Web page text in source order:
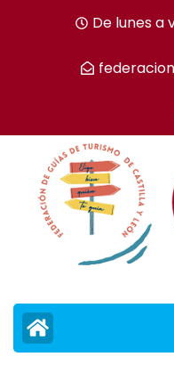
tecla
De lunes a